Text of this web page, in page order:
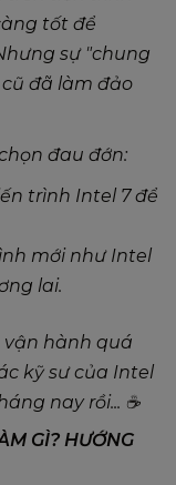
tốt để
sự "chung
đã làm đảo
đau đớn:
trình Intel 7 để
mới như Intel
lai.
vận hành quá
kỹ sư của Intel
nay rồi... ☕
GÌ? HƯỚNG